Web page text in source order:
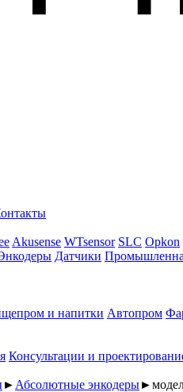
Akusense WTsensor SLC Opkon
Датчики
и напитки Автопром
Консультации и
► Абсолютные энкодеры►